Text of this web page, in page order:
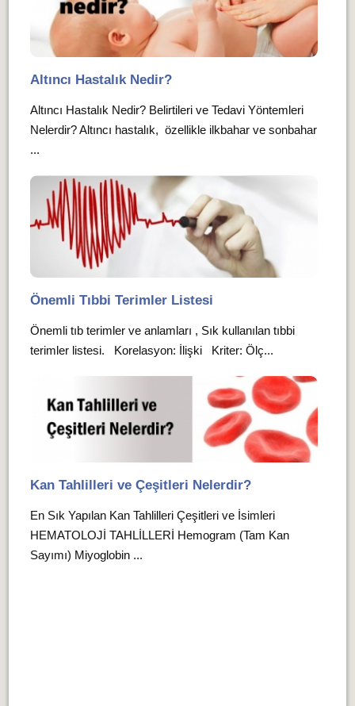
Altıncı Hastalık Nedir?
Altıncı Hastalık Nedir? Belirtileri ve Tedavi Yöntemleri
Nelerdir? Altıncı hastalık, özellikle ilkbahar ve sonbahar
...
Önemli Tıbbi Terimler Listesi
Önemli tıb terimler ve anlamları , Sık kullanılan tıbbi
terimler listesi. Korelasyon: İlişki Kriter: Ölç...
Kan Tahlilleri ve Çeşitleri Nelerdir?
En Sık Yapılan Kan Tahlilleri Çeşitleri ve İsimleri
HEMATOLOJİ TAHLİLLERİ Hemogram (Tam Kan
Sayımı) Miyoglobin ...